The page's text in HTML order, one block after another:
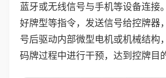
蓝牙或无线信号与手机等设备连接
好牌型等指令，发送信号给控牌器
号后驱动内部微型电机或机械结构
码牌过程中进行干预，达到控牌目的